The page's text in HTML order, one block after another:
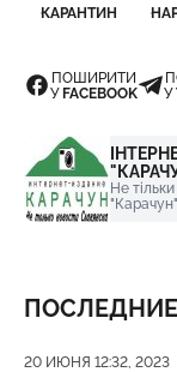
КАРАНТИН
ПОШИРИТИ
УFACEBOOK
У
Не
"Карачун"
Дата публикации
20 ИЮНЯ 12:32, 2023